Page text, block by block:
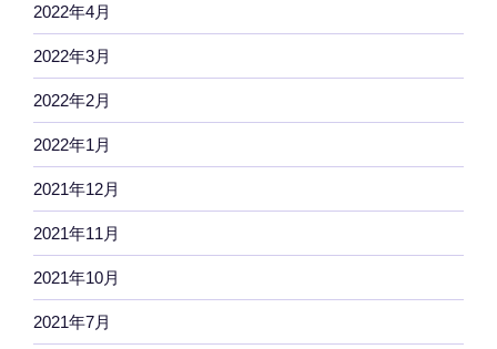
2022年4月
2022年3月
2022年2月
2022年1月
2021年12月
2021年11月
2021年10月
2021年7月